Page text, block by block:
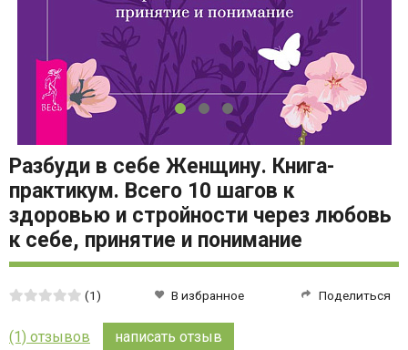
Разбуди в себе Женщину. Книга-
практикум. Всего 10 шагов к
здоровью и стройности через любовь
к себе, принятие и понимание
Средняя
из
(1) В избранное Поделиться
(1) отзывов написать отзыв